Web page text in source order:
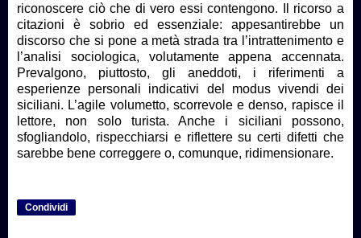
riconoscere ciò che di vero essi contengono. Il ricorso a
citazioni è sobrio ed essenziale: appesantirebbe un
discorso che si pone a metà strada tra l’intrattenimento e
l’analisi sociologica, volutamente appena accennata.
Prevalgono, piuttosto, gli aneddoti, i riferimenti a
esperienze personali indicativi del modus vivendi dei
siciliani. L’agile volumetto, scorrevole e denso, rapisce il
lettore, non solo turista. Anche i siciliani possono,
sfogliandolo, rispecchiarsi e riflettere su certi difetti che
sarebbe bene correggere o, comunque, ridimensionare.
Condividi